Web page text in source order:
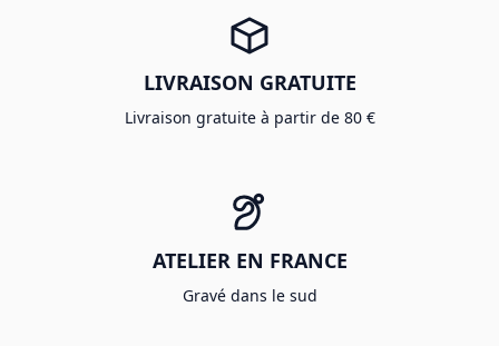
LIVRAISON GRATUITE
Livraison gratuite à partir de 80 €
ATELIER EN FRANCE
Gravé dans le sud